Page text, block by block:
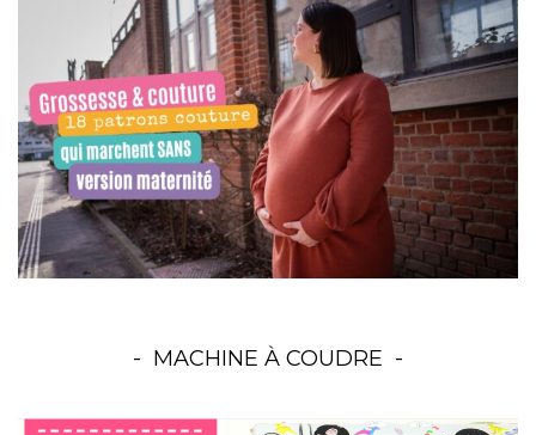
MACHINE À COUDRE